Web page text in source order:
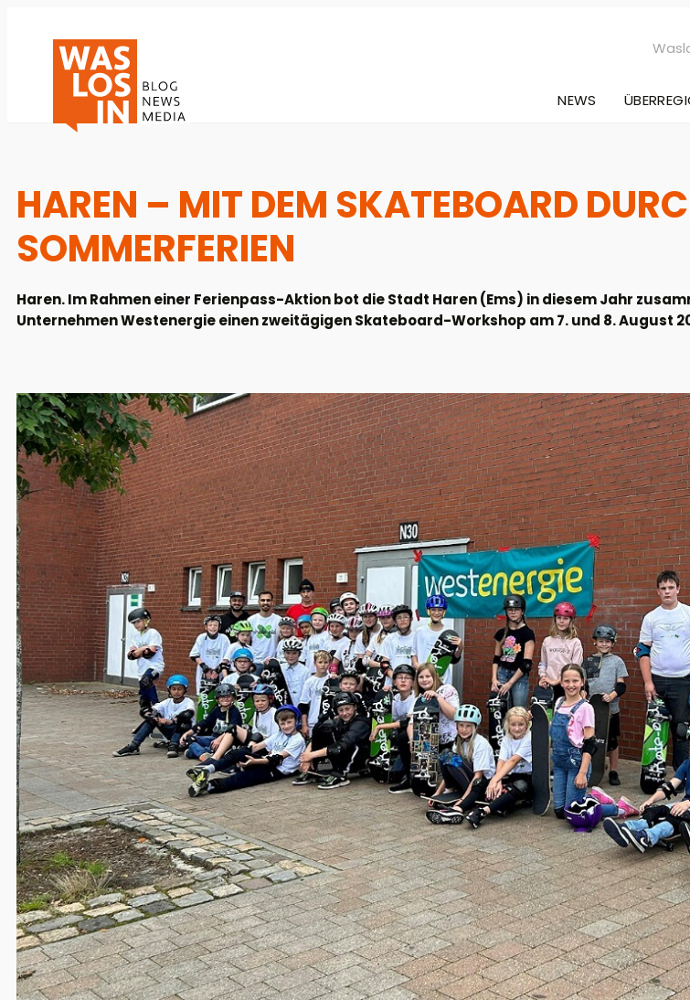
NEWS
HAREN – MIT DEM SKATEBOARD
SOMMERFERIEN
Haren. Im Rahmen einer Ferienpass-Aktion bot die Stadt Haren (Ems) in diesem Jahr
Unternehmen Westenergie einen zweitägigen Skateboard-Workshop am 7. und 8. August